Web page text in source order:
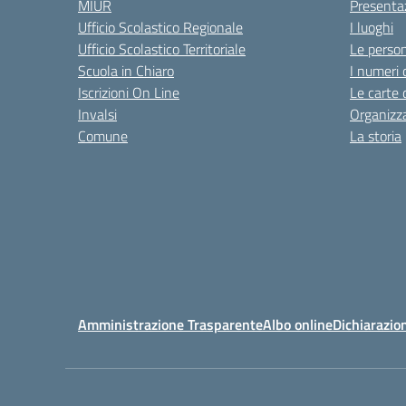
MIUR
Ufficio Scolastico Regionale
Ufficio Scolastico Territoriale
Scuola in Chiaro
Iscrizioni On Line
Invalsi
Comune
I luoghi
Le
I numeri
Le carte
La storia
Amministrazione TrasparenteAlbo online